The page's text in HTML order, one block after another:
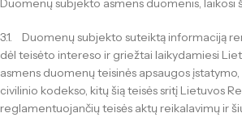
Duomenų subjekto asmens duomenis, laikosi
3.1. Duomenų subjekto suteiktą informaciją
dėl teisėto intereso ir griežtai laikydamiesi
asmens duomenų teisinės apsaugos
civilinio kodekso, kitų šią teisės sritį Lietuvos
reglamentuojančių teisės aktų reikalavimų ir